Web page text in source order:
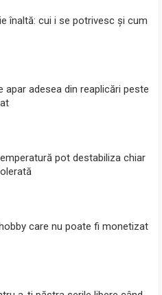
înaltă: cui i se potrivesc și cum
apar adesea din reaplicări peste
pot destabiliza chiar
care nu poate fi monetizat